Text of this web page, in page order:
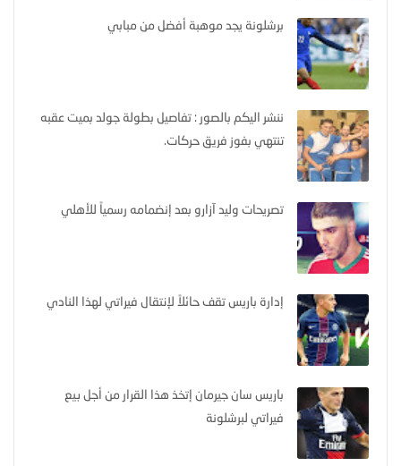
برشلونة يجد موهبة أفضل من مبابي
ننشر اليكم بالصور : تفاصيل بطولة جولد بميت عقبه
تنتهي بفوز فريق حركات.
تصريحات وليد آزارو بعد إنضمامه رسمياً للأهلي
إدارة باريس تقف حائلاً لإنتقال فيراتي لهذا النادي
باريس سان جيرمان إتخذ هذا القرار من أجل بيع
فيراتي لبرشلونة